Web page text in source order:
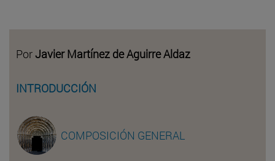
PorJavier Martínez de Aguirre Aldaz
INTRODUCCIÓN
COMPOSICIÓN GENERAL